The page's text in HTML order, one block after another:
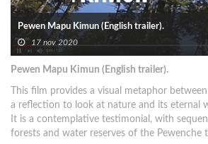
Pewen Mapu Kimun (English trailer).
17 nov 2020
Pewen Mapu Kimun (English trailer).
This film provides a visual metaphor
a reflection to look at nature and its eternal
It is a contemplative testimonial, with
forests and water reserves of the Pewenche